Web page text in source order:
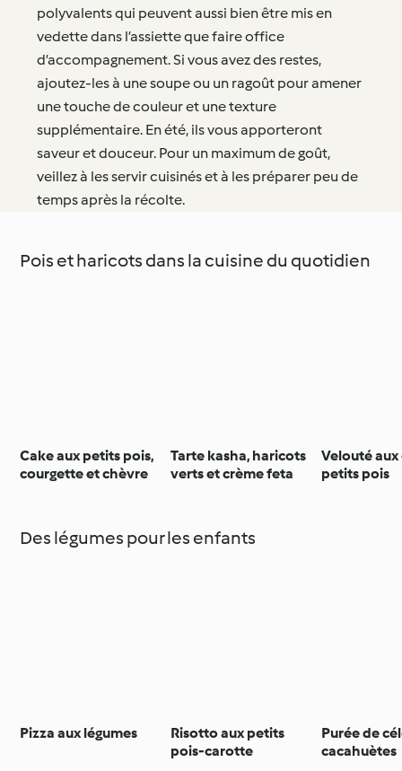
polyvalents qui peuvent aussi bien être mis en
vedette dans l’assiette que faire office
d’accompagnement. Si vous avez des restes,
ajoutez-les à une soupe ou un ragoût pour amener
une touche de couleur et une texture
supplémentaire. En été, ils vous apporteront
saveur et douceur. Pour un maximum de goût,
veillez à les servir cuisinés et à les préparer peu de
temps après la récolte.
Pois et haricots dans la cuisine du quotidien
Cake aux petits pois,
courgette et chèvre
Tarte kasha, haricots
verts et crème feta
Velouté aux
petits pois
Des légumes pour les enfants
Pizza aux légumes
Risotto aux petits
pois-carotte
Purée de
cacahuètes